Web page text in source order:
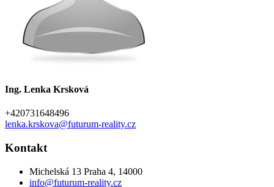
Ing. Lenka Krsková
+420731648496
lenka.krskova@futurum-reality.cz
Kontakt
Michelská 13 Praha 4, 14000
info@futurum-reality.cz